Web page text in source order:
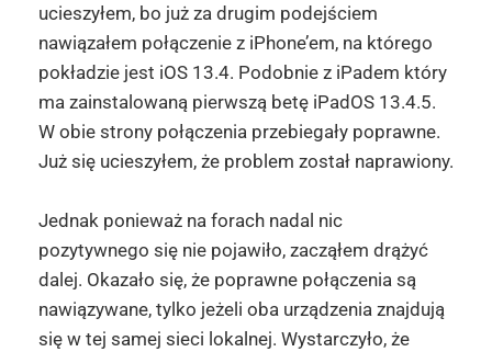
ucieszyłem, bo już za drugim podejściem
nawiązałem połączenie z iPhone’em, na którego
pokładzie jest iOS 13.4. Podobnie z iPadem który
ma zainstalowaną pierwszą betę iPadOS 13.4.5.
W obie strony połączenia przebiegały poprawne.
Już się ucieszyłem, że problem został naprawiony.
Jednak ponieważ na forach nadal nic
pozytywnego się nie pojawiło, zacząłem drążyć
dalej. Okazało się, że poprawne połączenia są
nawiązywane, tylko jeżeli oba urządzenia znajdują
się w tej samej sieci lokalnej. Wystarczyło, że